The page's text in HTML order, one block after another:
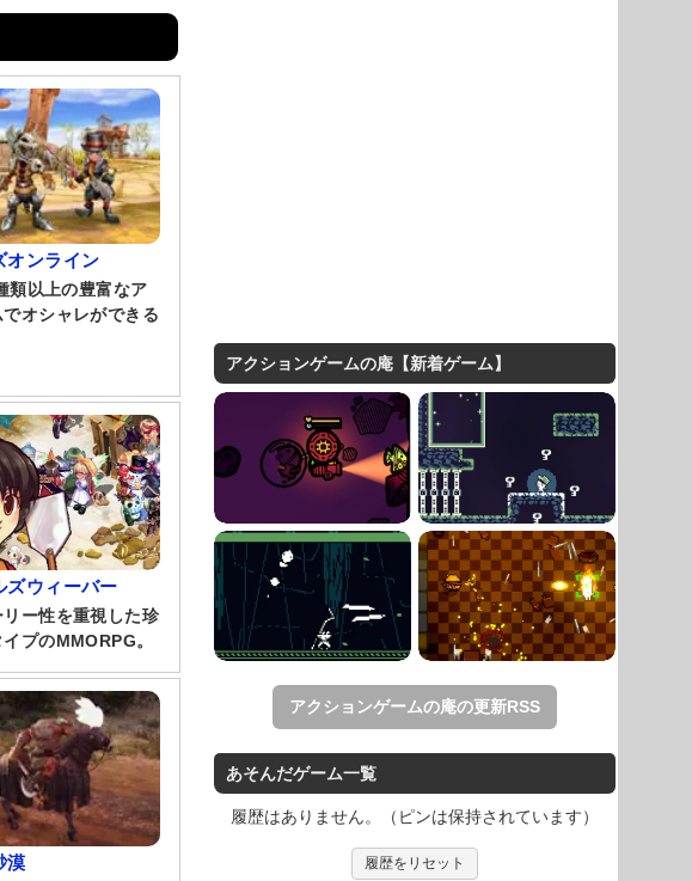
オンライン
類以上の豊富なア
でオシャレができる
ズウィーバー
リー性を重視した珍
イプのMMORPG。
漠
アクションゲームの庵【新着ゲーム】
アクションゲームの庵の更新RSS
あそんだゲーム一覧
履歴はありません。（ピンは保持されています）
履歴をリセット